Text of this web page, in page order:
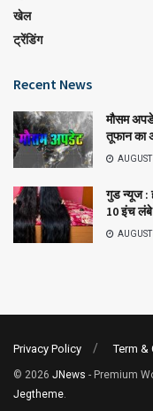
खेल
ट्रेंडिंग
Recent News
मौसम
तूफान का
गुड न्यूज :
10 इंच लंबे
Privacy Policy Term &
© 2026 JNews - Premium
Jegtheme